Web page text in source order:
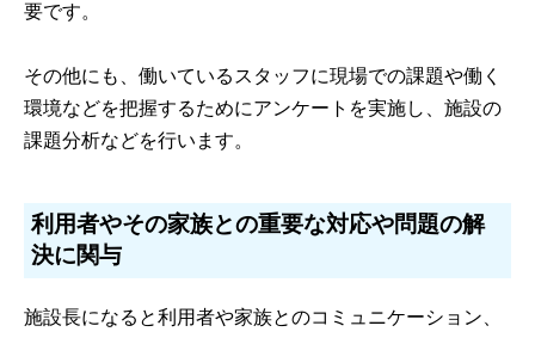
要です。
その他にも、働いているスタッフに現場での課題や働く
環境などを把握するためにアンケートを実施し、施設の
課題分析などを行います。
利用者やその家族との重要な対応や問題の解
決に関与
施設長になると利用者や家族とのコミュニケーション、